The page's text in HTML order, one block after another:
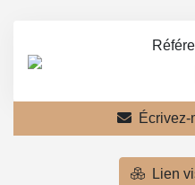
Écrivez-
Lien